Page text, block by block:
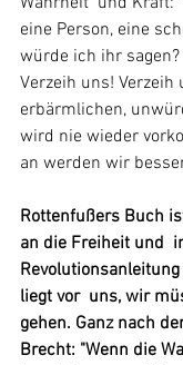
eine Person, eine
würde ich ihr
Verzeih uns! Verzeih
erbärmlichen,
wird nie wieder
an werden wir
Rottenfußers Buch
an die Freiheit und
liegt vor  uns, wir
gehen. Ganz nach
Brecht: "Wenn die